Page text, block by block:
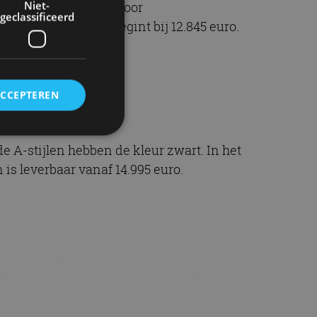
connectiviteit voor
De prijs begint bij 12.845 euro.
A-stijlen hebben de kleur zwart. In het
leverbaar vanaf 14.995 euro.
Niet-
geclassificeerd
van de
van